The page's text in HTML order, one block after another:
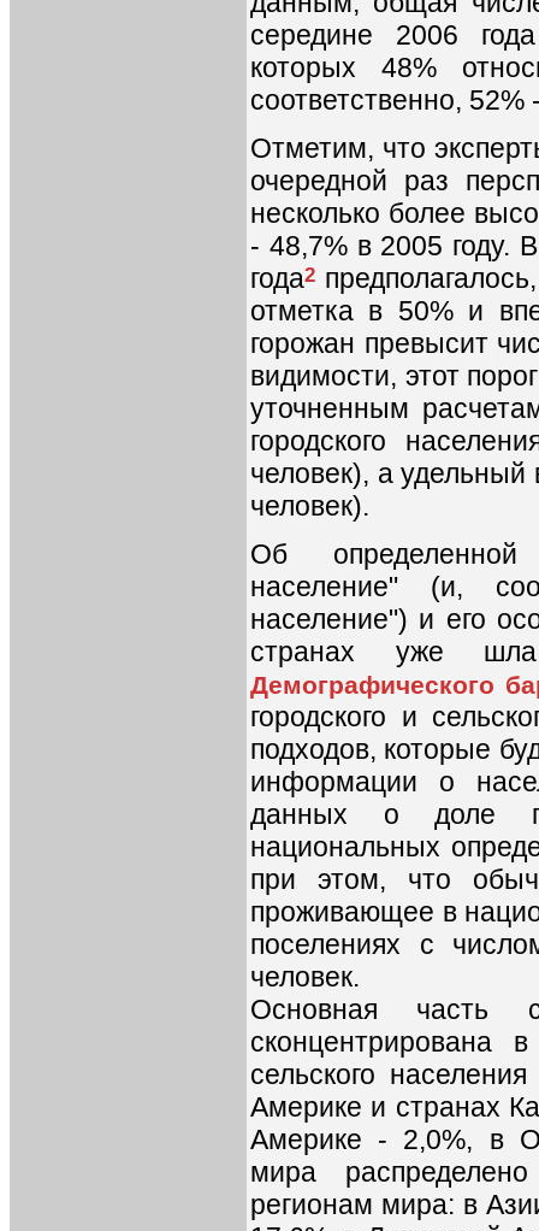
середине 2006
которых 48%
соответственно, 52%
Отметим, что
очередной раз
несколько более
- 48,7% в 2005 году.
года2
отметка в 50% и
горожан превысит
видимости, этот
уточненным
городского
человек), а удельный
человек).
Об определенной
население" (и,
население") и его
странах уже
Демографического
городского и
подходов, которые
информации о
данных о доле
национальных
при этом, что
проживающее в
поселениях с
человек.
Основная часть
сельского
Америке и странах
Америке - 2,0%, в
мира
регионам мира: в